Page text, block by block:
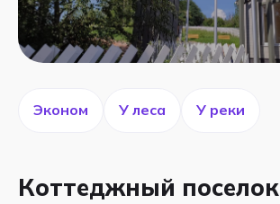
Коттеджный поселок
Эконом У леса У реки